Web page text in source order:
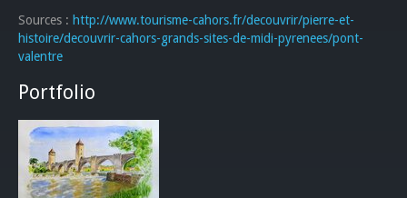
Sources : http://www.tourisme-cahors.fr/decouvrir/pierre-et-
histoire/decouvrir-cahors-grands-sites-de-midi-pyrenees/pont-
valentre
Portfolio